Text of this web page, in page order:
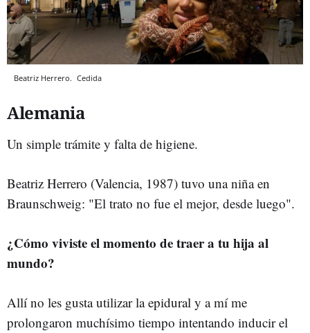
Beatriz Herrero. Cedida
Alemania
Un simple trámite y falta de higiene.
Beatriz Herrero (Valencia, 1987) tuvo una niña en
Braunschweig: "El trato no fue el mejor, desde luego".
¿Cómo viviste el momento de traer a tu hija al
mundo?
Allí no les gusta utilizar la epidural y a mí me
prolongaron muchísimo tiempo intentando inducir el